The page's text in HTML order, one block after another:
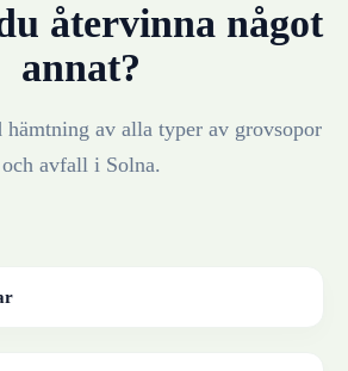
återvinna något
annat?
av alla typer av grovsopor
och avfall i Solna.